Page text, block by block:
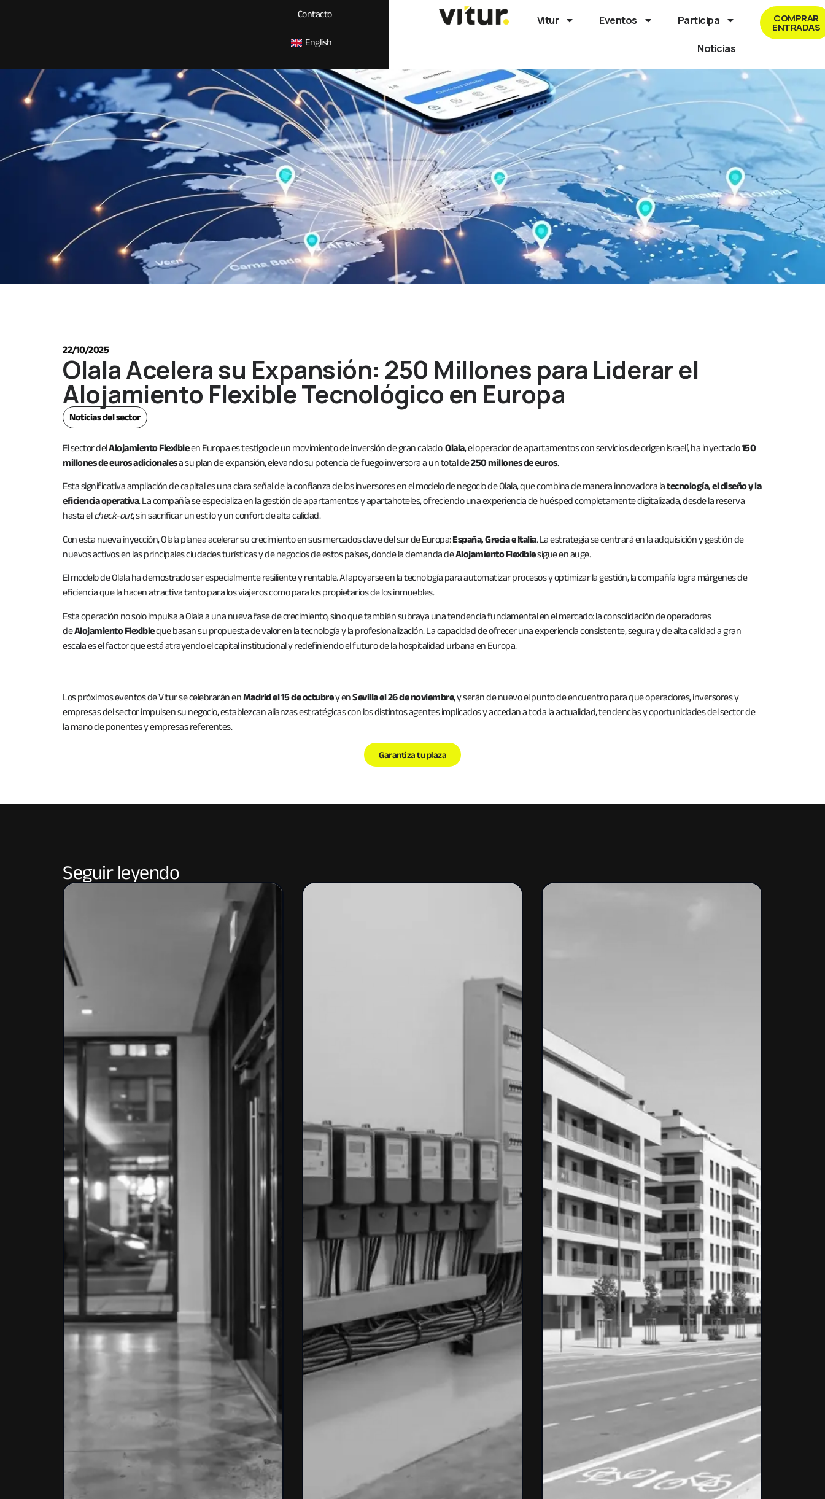
Contacto
English
Vitur Eventos Participa
Noticias
COMPRAR
ENTRADAS
22/10/2025
Olala Acelera su Expansión: 250 Millones para Liderar el
Alojamiento Flexible Tecnológico en Europa
Noticias del sector
El sector delAlojamiento Flexibleen Europa es testigo de un movimiento de inversión de gran calado.Olala, el operador de apartamentos con servicios de origen israelí, ha inyectado150
millones de euros adicionalesa su plan de expansión, elevando su potencia de fuego inversora a un total de250 millones de euros.
Esta significativa ampliación de capital es una clara señal de la confianza de los inversores en el modelo de negocio de Olala, que combina de manera innovadora latecnología, el diseño y la
eficiencia operativa. La compañía se especializa en la gestión de apartamentos y apartahoteles, ofreciendo una experiencia de huésped completamente digitalizada, desde la reserva
hasta elcheck-out, sin sacrificar un estilo y un confort de alta calidad.
Con esta nueva inyección, Olala planea acelerar su crecimiento en sus mercados clave del sur de Europa:España, Grecia e Italia. La estrategia se centrará en la adquisición y gestión de
nuevos activos en las principales ciudades turísticas y de negocios de estos países, donde la demanda deAlojamiento Flexiblesigue en auge.
El modelo de Olala ha demostrado ser especialmente resiliente y rentable. Al apoyarse en la tecnología para automatizar procesos y optimizar la gestión, la compañía logra márgenes de
eficiencia que la hacen atractiva tanto para los viajeros como para los propietarios de los inmuebles.
Esta operación no solo impulsa a Olala a una nueva fase de crecimiento, sino que también subraya una tendencia fundamental en el mercado: la consolidación de operadores
deAlojamiento Flexibleque basan su propuesta de valor en la tecnología y la profesionalización. La capacidad de ofrecer una experiencia consistente, segura y de alta calidad a gran
escala es el factor que está atrayendo el capital institucional y redefiniendo el futuro de la hospitalidad urbana en Europa.
Los próximos eventos de Vitur se celebrarán enMadrid el 15 de octubrey enSevilla el 26 de noviembre, y serán de nuevo el punto de encuentro para que operadores, inversores y
empresas del sector impulsen su negocio, establezcan alianzas estratégicas con los distintos agentes implicados y accedan a toda la actualidad, tendencias y oportunidades del sector de
la mano de ponentes y empresas referentes.
Garantiza tu plaza
Seguir leyendo